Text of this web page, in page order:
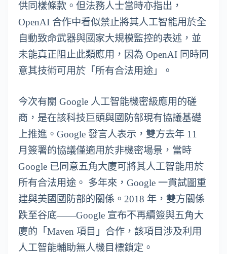
供同樣條款。但法務人士當時亦指出，
OpenAI 合作中看似禁止將其人工智能用於全
自動致命武器與國家大規模監控的表述，並
未能真正阻止此類應用，因為 OpenAI 同時同
意其技術可用於「所有合法用途」。
今次有關 Google 人工智能機密級應用的磋
商，是在該科技巨頭與國防部現有協議基礎
上推進。Google 發言人表示，雙方去年 11
月簽署的協議僅適用於非機密場景，當時
Google 已同意五角大廈可將其人工智能用於
所有合法用途。 多年來，Google 一貫試圖重
建與美國國防部的關係。2018 年，雙方關係
跌至谷底——Google 宣布不再續簽與五角大
廈的「Maven 項目」合作，該項目涉及利用
人工智能輔助無人機目標鎖定。